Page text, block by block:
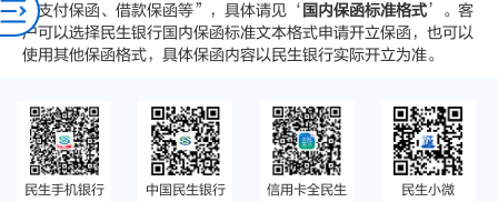
资支付保函、借款保函等”，具体请见‘ 国内保函标准格式’。客
户可以选择民生银行国内保函标准文本格式申请开立保函，也可以
使用其他保函格式，具体保函内容以民生银行实际开立为准。
民生手机银行
中国民生银行
信用卡全民生
民生小微